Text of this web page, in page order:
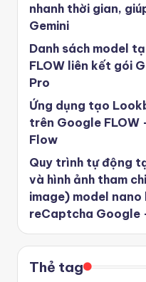
nhanh thời gian,
Gemini
Danh sách model
FLOW liên kết gói
Pro
Ứng dụng tạo
trên Google
Flow
Quy trình tự động
và hình ảnh tham
image) model
reCaptcha Google
Thẻ tag